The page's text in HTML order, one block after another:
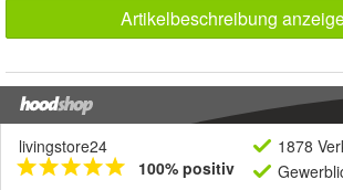
Artikelbeschreibung
livingstore24
100% positiv
1878